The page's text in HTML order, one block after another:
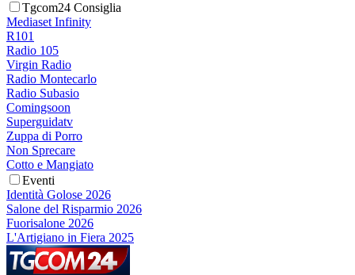
Tgcom24 Consiglia
Mediaset Infinity
R101
Radio 105
Virgin Radio
Radio Montecarlo
Radio Subasio
Comingsoon
Superguidatv
Zuppa di Porro
Non Sprecare
Cotto e Mangiato
Eventi
Identità Golose 2026
Salone del Risparmio 2026
Fuorisalone 2026
L'Artigiano in Fiera 2025